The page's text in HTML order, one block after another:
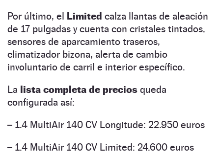
Por último, el Limited calza llantas de aleación
de 17 pulgadas y cuenta con cristales tintados,
sensores de aparcamiento traseros,
climatizador bizona, alerta de cambio
involuntario de carril e interior específico.
La lista completa de precios queda
configurada así:
– 1.4 MultiAir 140 CV Longitude: 22.950 euros
– 1.4 MultiAir 140 CV Limited: 24.600 euros